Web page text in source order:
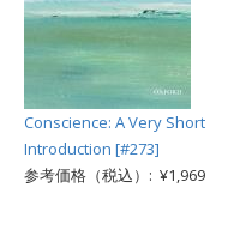
Conscience: A Very Short
Introduction [#273]
参考価格（税込）: ¥1,969